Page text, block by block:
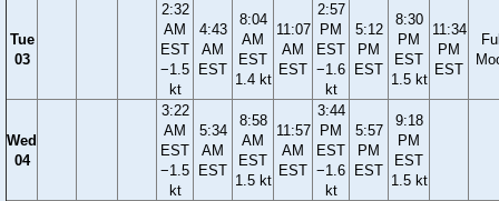
Tue
03
2:32
AM
EST
−1.5
kt
4:43
AM
EST
8:04
AM
EST
1.4 kt
11:07
AM
EST
2:57
PM
EST
−1.6
kt
5:12
PM
EST
8:30
PM
EST
1.5 kt
11:34
PM
EST
Wed
04
3:22
AM
EST
−1.5
kt
5:34
AM
EST
8:58
AM
EST
1.5 kt
11:57
AM
EST
3:44
PM
EST
−1.6
kt
5:57
PM
EST
9:18
PM
EST
1.5 kt